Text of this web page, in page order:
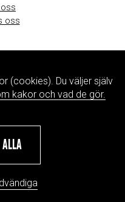
(cookies). Du väljer själv
kakor och vad de gör.
ALLA
oss